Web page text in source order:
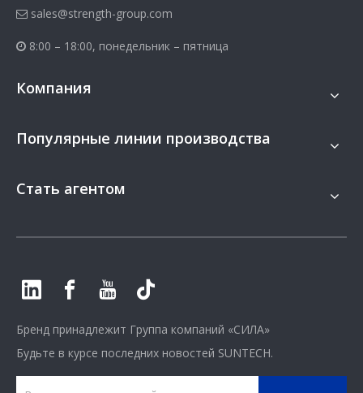
 sales@strength-group.com
 8:00 – 18:00, понедельник – пятница
Компания
Популярные линии производства
Стать агентом
Бренд принадлежит Группа компаний «СИЛА»
Будьте в курсе последних новостей SUNTECH.